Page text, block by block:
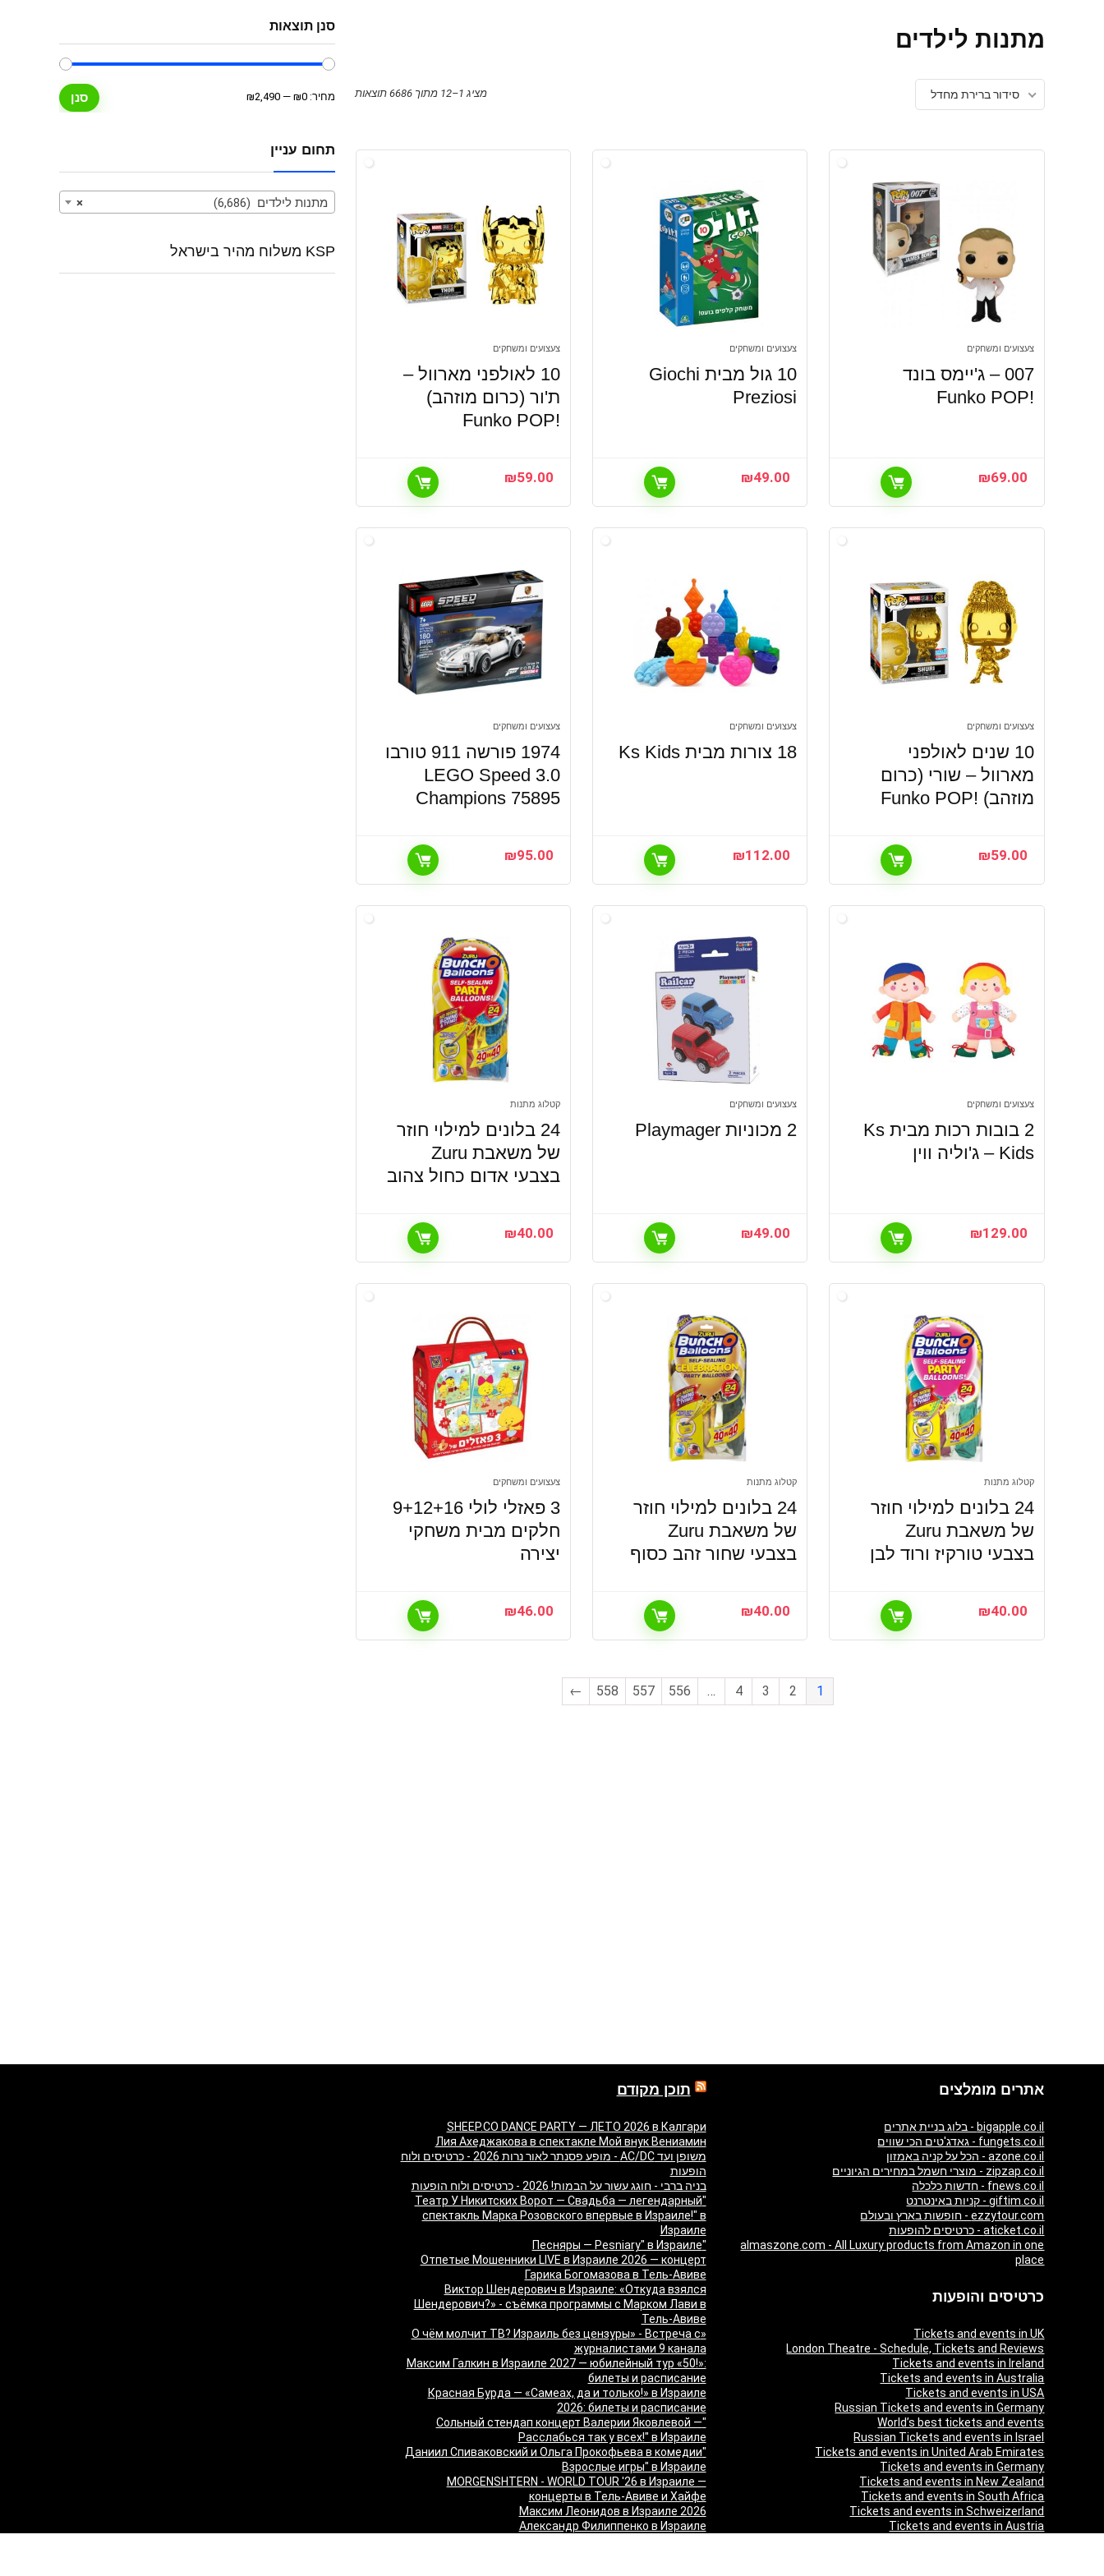
מתנות לילדים
מציג 1–12 מתוך 6686 תוצאות סידור ברירת מחדל
צעצועים ומשחקים
007 – ג'יימס בונד
!Funko POP
₪69.00
צעצועים ומשחקים
10 גול מבית Giochi
Preziosi
₪49.00
צעצועים ומשחקים
10 לאולפני מארוול –
ת'ור (כרום מוזהב)
!Funko POP
₪59.00
צעצועים ומשחקים
10 שנים לאולפני
מארוול – שורי (כרום
מוזהב) !Funko POP
₪59.00
צעצועים ומשחקים
18 צורות מבית Ks Kids
₪112.00
צעצועים ומשחקים
1974 פורשה 911 טורבו
3.0 LEGO Speed
Champions 75895
₪95.00
צעצועים ומשחקים
2 בובות רכות מבית Ks
Kids – ג'וליה ווין
₪129.00
צעצועים ומשחקים
2 מכוניות Playmager
₪49.00
קטלוג מתנות
24 בלונים למילוי חוזר
של משאבת Zuru
בצבעי אדום כחול צהוב
₪40.00
קטלוג מתנות
24 בלונים למילוי חוזר
של משאבת Zuru
בצבעי טורקיז ורוד לבן
₪40.00
קטלוג מתנות
24 בלונים למילוי חוזר
של משאבת Zuru
בצבעי שחור זהב כסוף
₪40.00
צעצועים ומשחקים
3 פאזלי לולי 9+12+16
חלקים מבית משחקי
יצירה
₪46.00
1
2
3
4
…
556
557
558
←
סנן תוצאות
מחיר
מחיר סנן מחיר: ₪0
—
₪2,490
תחום עניין
× מתנות לילדים (6,686)
KSP משלוח מהיר בישראל
אתרים מומלצים
bigapple.co.il - בלוג בניית אתרים
fungets.co.il - גאדג'טים הכי שווים
azone.co.il - הכל על קניה באמזון
zipzap.co.il - מוצרי חשמל במחירים הגיוניים
fnews.co.il - חדשות כלכלה
giftim.co.il - קניות באינטרנט
ezzytour.com - חופשות בארץ ובעולם
aticket.co.il - כרטיסים להופעות
almaszone.com - All Luxury products from Amazon in one
place
כרטיסים והופעות
Tickets and events in UK
London Theatre - Schedule, Tickets and Reviews
Tickets and events in Ireland
Tickets and events in Australia
Tickets and events in USA
Russian Tickets and events in Germany
World’s best tickets and events
Russian Tickets and events in Israel
Tickets and events in United Arab Emirates
Tickets and events in Germany
Tickets and events in New Zealand
Tickets and events in South Africa
Tickets and events in Schweizerland
Tickets and events in Austria
תוכן מקודם
SHEEP.CO DANCE PARTY — ЛЕТО 2026 в Калгари
Лия Ахеджакова в спектакле Мой внук Вениамин
משופן ועד AC/DC - מופע פסנתר לאור נרות 2026 - כרטיסים ולוח
הופעות
בניה ברבי - חוגג עשור על הבמות! 2026 - כרטיסים ולוח הופעות
"Театр У Никитских Ворот — Свадьба — легендарный
спектакль Марка Розовского впервые в Израиле!" в
Израиле
"Песняры — Pesniary" в Израиле
Отпетые Мошенники LIVE в Израиле 2026 — концерт
Гарика Богомазова в Тель-Авиве
Виктор Шендерович в Израиле: «Откуда взялся
Шендерович?» - съёмка программы с Марком Лави в
Тель-Авиве
«О чём молчит ТВ? Израиль без цензуры» - Встреча с
журналистами 9 канала
Максим Галкин в Израиле 2027 — юбилейный тур «50!»:
билеты и расписание
Красная Бурда — «Самеах, да и только!» в Израиле
2026: билеты и расписание
"Сольный стендап концерт Валерии Яковлевой —
Расслабься так у всех!" в Израиле
"Даниил Спиваковский и Ольга Прокофьева в комедии
Взрослые игры" в Израиле
MORGENSHTERN - WORLD TOUR '26 в Израиле —
концерты в Тель-Авиве и Хайфе
Максим Леонидов в Израиле 2026
Александр Филиппенко в Израиле